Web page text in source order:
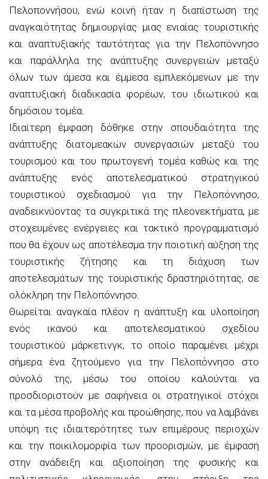
Πελοποννήσου, ενώ κοινή ήταν η διαπίστωση της
αναγκαιότητας δημιουργίας μιας ενιαίας τουριστικής
και αναπτυξιακής ταυτότητας για την Πελοπόννησο
και παράλληλα της ανάπτυξης συνεργειών μεταξύ
όλων των άμεσα και έμμεσα εμπλεκόμενων με την
αναπτυξιακή διαδικασία φορέων, του ιδιωτικού και
δημόσιου τομέα.
Ιδιαίτερη έμφαση δόθηκε στην σπουδαιότητα της
ανάπτυξης διατομεακών συνεργασιών μεταξύ του
τουρισμού και του πρωτογενή τομέα καθώς και της
ανάπτυξης ενός αποτελεσματικού στρατηγικού
τουριστικού σχεδιασμού για την Πελοπόννησο,
αναδεικνύοντας τα συγκριτικά της πλεονεκτήματα, με
στοχευμένες ενέργειες και τακτικό προγραμματισμό
που θα έχουν ως αποτέλεσμα την ποιοτική αύξηση της
τουριστικής ζήτησης και τη διάχυση των
αποτελεσμάτων της τουριστικής δραστηριότητας, σε
ολόκληρη την Πελοπόννησο.
Θωρείται αναγκαία πλέον η ανάπτυξη και υλοποίηση
ενός ικανού και αποτελεσματικού σχεδίου
τουριστικού μάρκετινγκ, το οποίο παραμένει μέχρι
σήμερα ένα ζητούμενο για την Πελοπόννησο στο
σύνολό της, μέσω του οποίου καλούνται να
προσδιοριστούν με σαφήνεια οι στρατηγικοί στόχοι
και τα μέσα προβολής και προώθησης, που να λαμβάνει
υπόψη τις ιδιαιτερότητες των επιμέρους περιοχών
και την ποικιλομορφία των προορισμών, με έμφαση
στην ανάδειξη και αξιοποίηση της φυσικής και